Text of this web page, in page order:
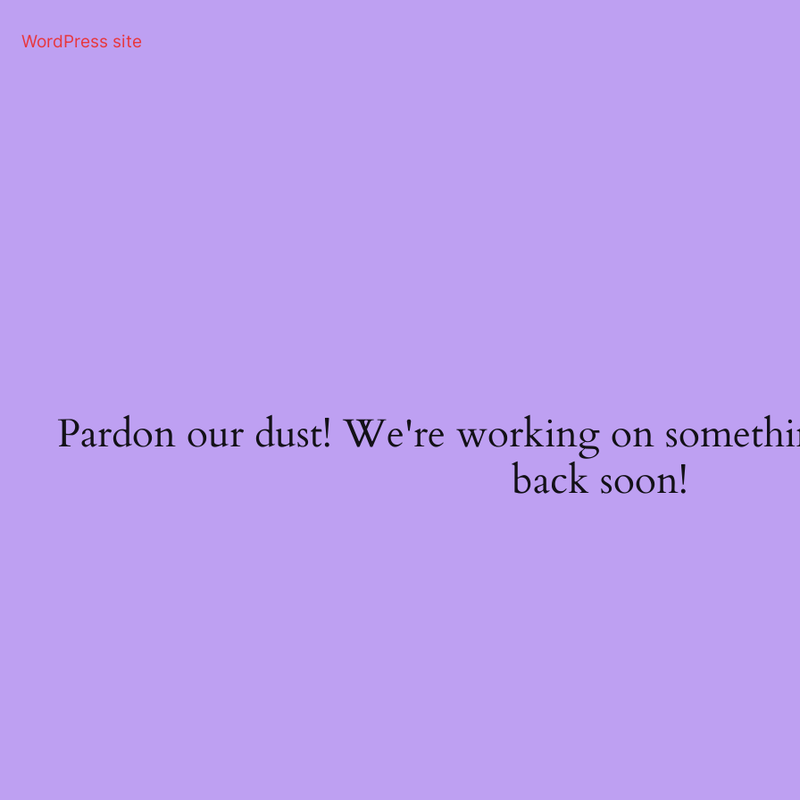
περιεχόμενο
WordPress site
Pardon our dust! We're working on
back soon!